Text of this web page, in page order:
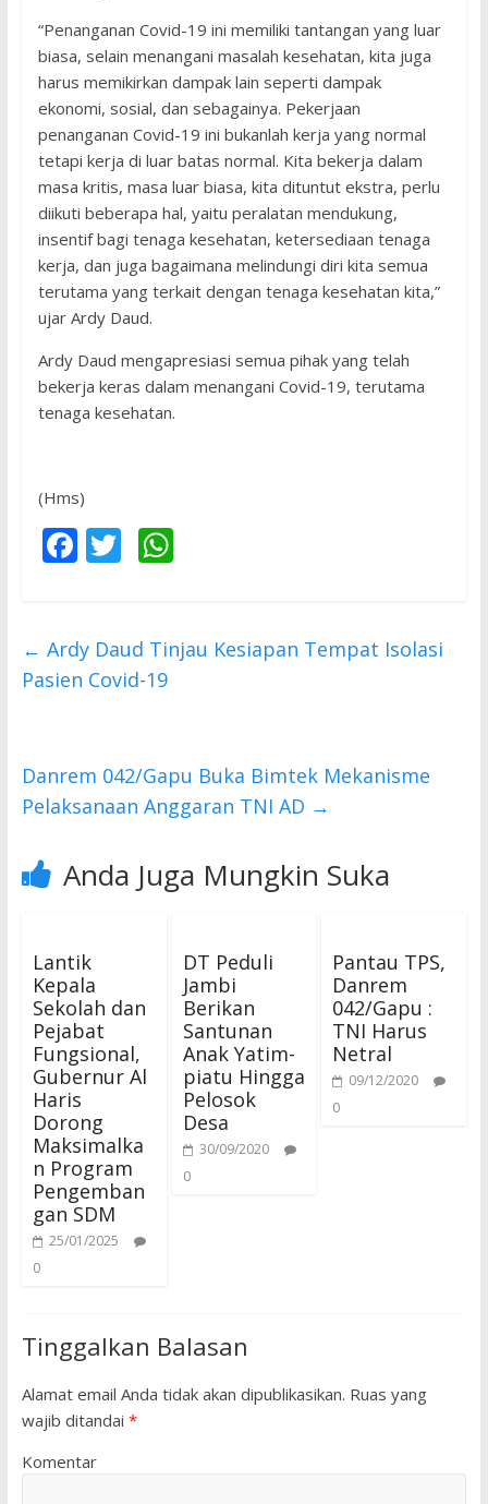
“Penanganan Covid-19 ini memiliki tantangan yang luar
biasa, selain menangani masalah kesehatan, kita juga
harus memikirkan dampak lain seperti dampak
ekonomi, sosial, dan sebagainya. Pekerjaan
penanganan Covid-19 ini bukanlah kerja yang normal
tetapi kerja di luar batas normal. Kita bekerja dalam
masa kritis, masa luar biasa, kita dituntut ekstra, perlu
diikuti beberapa hal, yaitu peralatan mendukung,
insentif bagi tenaga kesehatan, ketersediaan tenaga
kerja, dan juga bagaimana melindungi diri kita semua
terutama yang terkait dengan tenaga kesehatan kita,”
ujar Ardy Daud.
Ardy Daud mengapresiasi semua pihak yang telah
bekerja keras dalam menangani Covid-19, terutama
tenaga kesehatan.
(Hms)
F
b
o
T
er
W
s
← Ardy Daud Tinjau Kesiapan Tempat Isolasi
Pasien Covid-19
Danrem 042/Gapu Buka Bimtek Mekanisme
Pelaksanaan Anggaran TNI AD →
Anda Juga Mungkin Suka
Lantik
Kepala
Sekolah dan
Pejabat
Fungsional,
Gubernur Al
Haris
Dorong
Maksimalka
n Program
Pengemban
gan SDM
25/01/2025
0
DT Peduli
Jambi
Berikan
Santunan
Anak Yatim-
piatu Hingga
Pelosok
Desa
30/09/2020
0
Pantau TPS,
Danrem
042/Gapu :
TNI Harus
Netral
09/12/2020
0
Tinggalkan Balasan
Alamat email Anda tidak akan dipublikasikan. Ruas yang
wajib ditandai *
Komentar